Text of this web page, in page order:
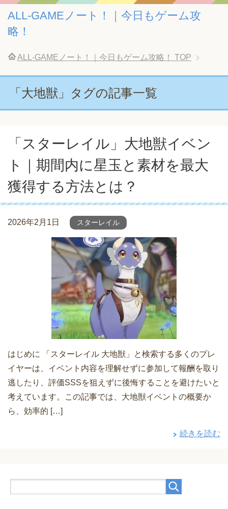
ALL-GAMEノート！｜今日もゲーム攻
略！
ALL-GAMEノート！｜今日もゲーム攻略！ TOP
「大地獣」タグの記事一覧
「スターレイル」大地獣イベン
ト｜期間内に星玉と素材を最大
獲得する方法とは？
2026年2月1日 スターレイル
はじめに 「スターレイル 大地獣」と検索する多くのプレ
イヤーは、イベント内容を理解せずに参加して報酬を取り
逃したり、評価SSSを狙えずに後悔することを避けたいと
考えています。この記事では、大地獣イベントの概要か
ら、効率的 […]
続きを読む